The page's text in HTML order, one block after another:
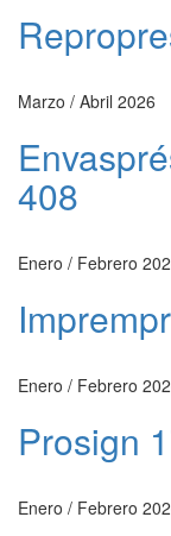
Marzo / Abril 2026
408
Enero / Febrero
Enero / Febrero
Prosign
Enero / Febrero